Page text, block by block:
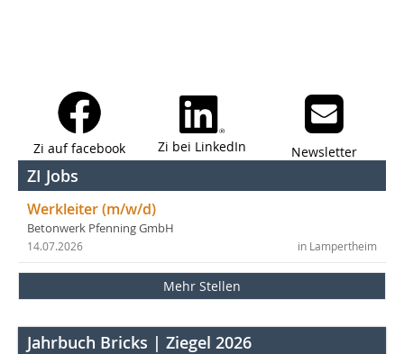
Zi auf facebook Zi bei LinkedIn Newsletter
ZI Jobs
Werkleiter (m/w/d)
Betonwerk Pfenning GmbH
in Lampertheim
14.07.2026
Mehr Stellen
Jahrbuch Bricks | Ziegel 2026